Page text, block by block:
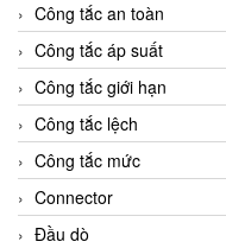
Công tắc an toàn
Công tắc áp suất
Công tắc giới hạn
Công tắc lệch
Công tắc mức
Connector
Đầu dò